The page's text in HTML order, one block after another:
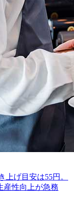
上げ目安は55円。
産性向上が急務